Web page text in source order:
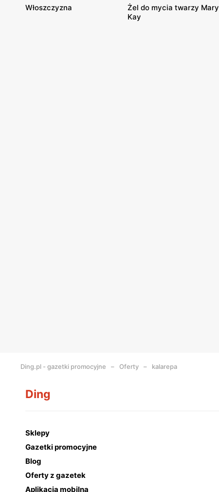
Włoszczyzna
Żel do mycia twarzy Mary
Kay
Ding.pl - gazetki promocyjne Oferty kalarepa
Ding
Sklepy
Gazetki promocyjne
Blog
Oferty z gazetek
Aplikacja mobilna